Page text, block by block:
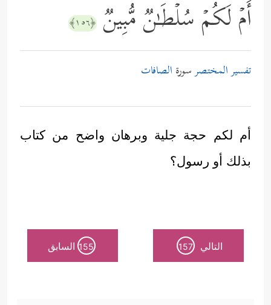
أَمۡ لَكُمۡ سُلۡطَـٰنࣱ مُّبِینࣱ ﴿١٥٦﴾
تفسير المختصرسورة الصافات
أم لكم حجة جلية وبرهان واضح من كتاب
بذلك أو رسول؟
التالي 157
155 السابق